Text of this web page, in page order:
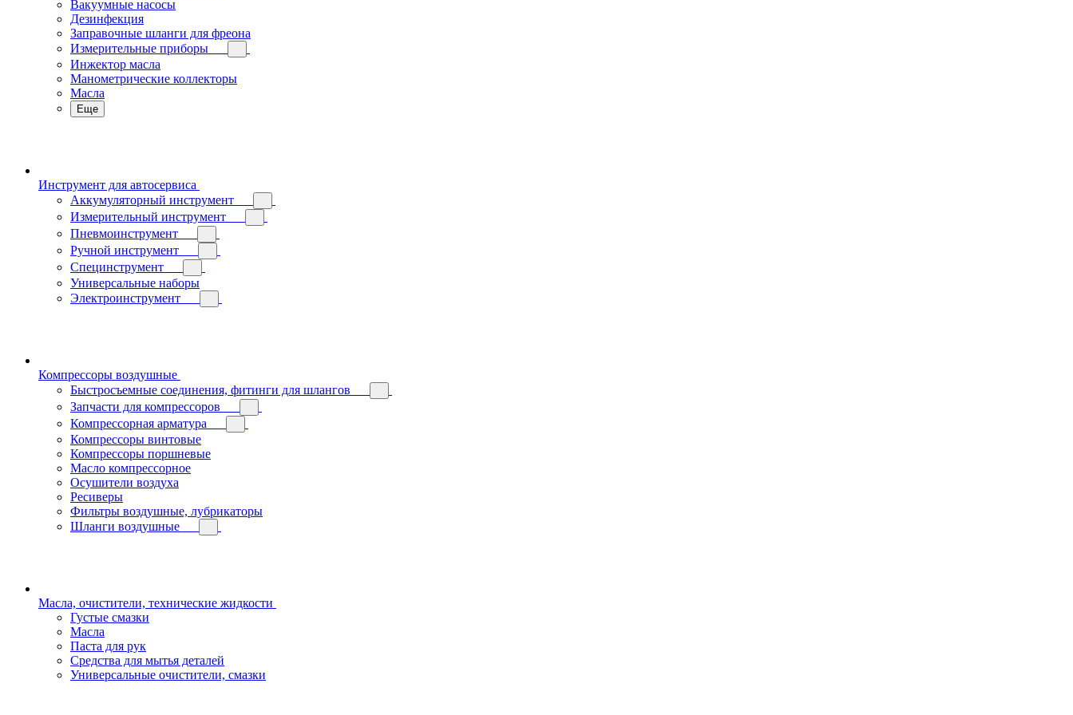
Вакуумные насосы
Дезинфекция
Заправочные шланги для фреона
Измерительные приборы
Инжектор масла
Манометрические коллекторы
Масла
Еще
Инструмент для автосервиса
Аккумуляторный инструмент
Измерительный инструмент
Пневмоинструмент
Ручной инструмент
Специнструмент
Универсальные наборы
Электроинструмент
Компрессоры воздушные
Быстросъемные соединения, фитинги для шлангов
Запчасти для компрессоров
Компрессорная арматура
Компрессоры винтовые
Компрессоры поршневые
Масло компрессорное
Осушители воздуха
Ресиверы
Фильтры воздушные, лубрикаторы
Шланги воздушные
Масла, очистители, технические жидкости
Густые смазки
Масла
Паста для рук
Средства для мытья деталей
Универсальные очистители, смазки